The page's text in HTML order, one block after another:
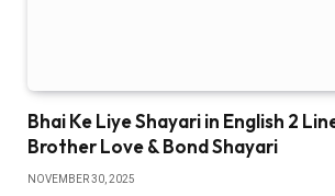
Bhai Ke Liye Shayari in English 2
Brother Love & Bond Shayari
NOVEMBER 30, 2025